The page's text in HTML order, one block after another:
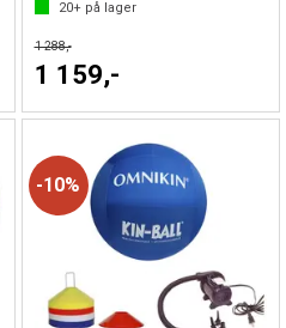
20+på lager
1 288,-
1 159,-
10%